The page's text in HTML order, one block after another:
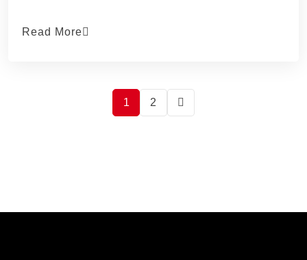
Read More
1 2